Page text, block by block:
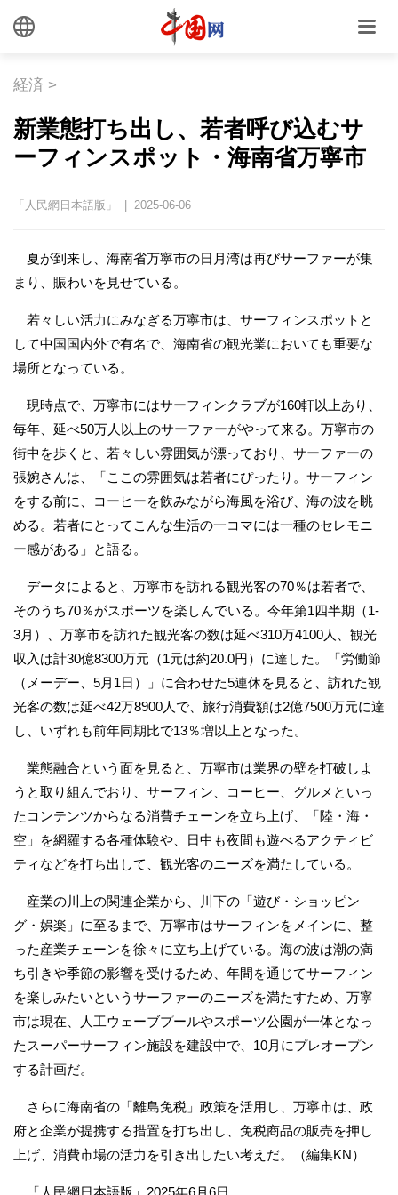
経済 >
新業態打ち出し、若者呼び込むサ
ーフィンスポット・海南省万寧市
「人民網日本語版」 | 2025-06-06
夏が到来し、海南省万寧市の日月湾は再びサーファーが集
まり、賑わいを見せている。
若々しい活力にみなぎる万寧市は、サーフィンスポットと
して中国国内外で有名で、海南省の観光業においても重要な
場所となっている。
現時点で、万寧市にはサーフィンクラブが160軒以上あり、
毎年、延べ50万人以上のサーファーがやって来る。万寧市の
街中を歩くと、若々しい雰囲気が漂っており、サーファーの
張婉さんは、「ここの雰囲気は若者にぴったり。サーフィン
をする前に、コーヒーを飲みながら海風を浴び、海の波を眺
める。若者にとってこんな生活の一コマには一種のセレモニ
ー感がある」と語る。
データによると、万寧市を訪れる観光客の70％は若者で、
そのうち70％がスポーツを楽しんでいる。今年第1四半期（1-
3月）、万寧市を訪れた観光客の数は延べ310万4100人、観光
収入は計30億8300万元（1元は約20.0円）に達した。「労働節
（メーデー、5月1日）」に合わせた5連休を見ると、訪れた観
光客の数は延べ42万8900人で、旅行消費額は2億7500万元に達
し、いずれも前年同期比で13％増以上となった。
業態融合という面を見ると、万寧市は業界の壁を打破しよ
うと取り組んでおり、サーフィン、コーヒー、グルメといっ
たコンテンツからなる消費チェーンを立ち上げ、「陸・海・
空」を網羅する各種体験や、日中も夜間も遊べるアクティビ
ティなどを打ち出して、観光客のニーズを満たしている。
産業の川上の関連企業から、川下の「遊び・ショッピン
グ・娯楽」に至るまで、万寧市はサーフィンをメインに、整
った産業チェーンを徐々に立ち上げている。海の波は潮の満
ち引きや季節の影響を受けるため、年間を通じてサーフィン
を楽しみたいというサーファーのニーズを満たすため、万寧
市は現在、人工ウェーブプールやスポーツ公園が一体となっ
たスーパーサーフィン施設を建設中で、10月にプレオープン
する計画だ。
さらに海南省の「離島免税」政策を活用し、万寧市は、政
府と企業が提携する措置を打ち出し、免税商品の販売を押し
上げ、消費市場の活力を引き出したい考えだ。（編集KN）
「人民網日本語版」2025年6月6日